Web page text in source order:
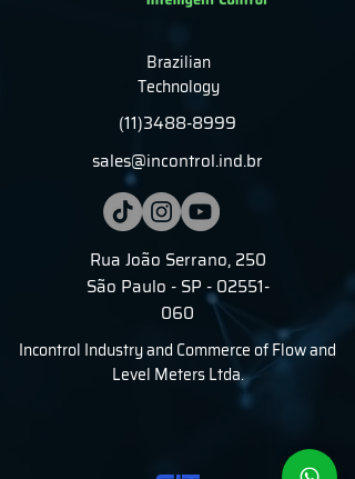
Brazilian
Technology
(11)3488-8999
sales@incontrol.ind.br
Rua João Serrano, 250
São Paulo - SP - 02551-
060
Incontrol Industry and Commerce of Flow and
Level Meters Ltda.